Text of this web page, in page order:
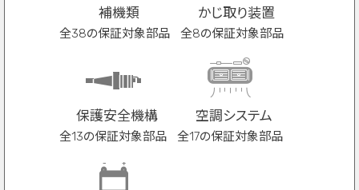
補機類
全38の保証対象部品
かじ取り装置
全8の保証対象部品
保護安全機構
全13の保証対象部品
空調システム
全17の保証対象部品